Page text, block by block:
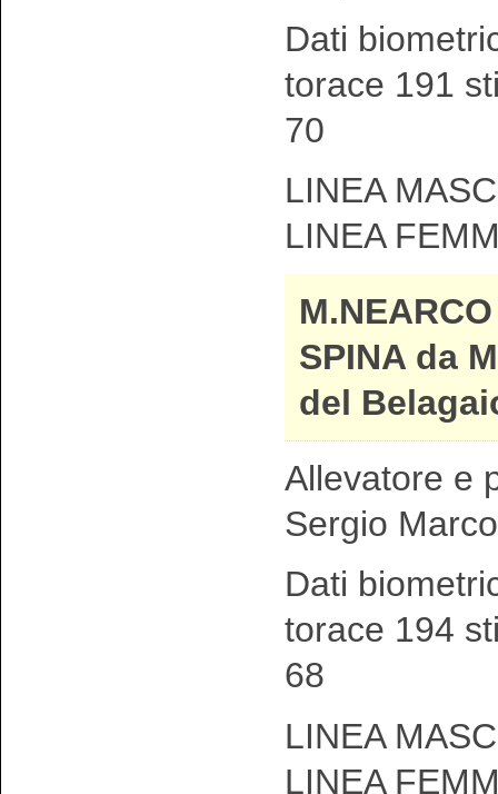
Dati
torace 191
70
LINEA
LINEA
SPINA da
del
Allevatore e
Sergio
Dati
torace 194
68
LINEA
LINEA